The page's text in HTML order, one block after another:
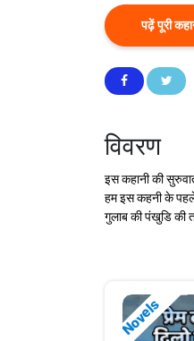
पढ़ें पूरी
विवरण
इस कहानी की
हम इस कहनी के पहले
गुलाब की पंखुडि की
Novels